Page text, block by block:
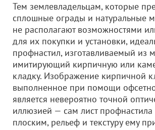
Тем землевладельцам, которые
сплошные ограды и натуральные
не располагают возможностями
для их покупки и установки,
профнастил, изготавливаемый из
имитирующий кирпичную или
кладку. Изображение кирпичной
выполненное при помощи
является невероятно точной
иллюзией — сам лист профнастила
плоским, рельеф и текстуру ему